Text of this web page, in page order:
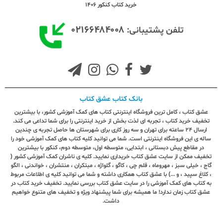
خرید کتاب کنکور 1406
تلفن پشتیبانی: ۰۲۱۶۶۴۸۴۰۰۸
بانک کتاب عشق کتاب
عشق کتاب ، کامل ترین فروشگاه اینترنتی کتاب های کمک آموزشی کشور، با بیشترین
تخفیف خرید کتاب ، تجربه ای لذت بخش از خرید اینترنتی را برای شما تداعی می کند.
ارسال ٢٤ ساعته برای تهران و سه روز کاری برای شهرستان ها حاصل تجربه ی چندین
ساله ی این فروشگاه اینترنتی است. شما می توانید کلیه کتاب های کمک آموزشی خود را
در مقاطع پیش دبستانی ، ابتدایی، متوسطه اول، متوسطه دوم، کنکور با بیشترین
تخفیف ممکن از سایت عشق کتاب خریداری نمایید. کلیه ی ناشران کمک آموزشی کشور (
گاج ، خیلی سبز ، مهروماه ، قلم چی ، کاگو ، گلواژه ، مبتکران ، منتشران ، خواندنی ، الگو
، کلاغ سپید ، و ...) با عشق کتاب همکاری داشته و شما می توانید کلیه ی اطلاعات مربوط
به کتاب های کمک آموزشی را در سایت عشق کتاب بررسی نمایید. تخفیف خرید کتاب در
عشق کتاب زمان ندارد! ما همیشه برای شما پیشنهاد ویژه و تخفیف های متنوع خواهیم
داشت.